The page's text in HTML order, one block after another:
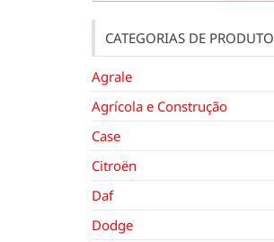
CATEGORIAS DE PRODUTO
Agrale
Agrícola e Construção
Case
Citroën
Daf
Dodge